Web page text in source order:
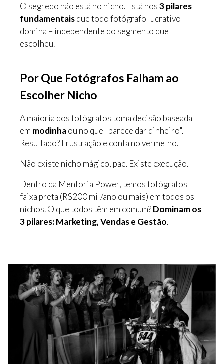
O segredo não está no nicho. Está nos3 pilares
fundamentaisque todo fotógrafo lucrativo
domina – independente do segmento que
escolheu.
Por Que Fotógrafos Falham ao
Escolher Nicho
A maioria dos fotógrafos toma decisão baseada
em modinhaou no que "parece dar dinheiro".
Resultado? Frustração e conta no vermelho.
Não existe nicho mágico, pae. Existe execução.
Dentro da Mentoria Power, temos fotógrafos
faixa preta (R$200 mil/ano ou mais) em todos os
nichos. O que todos têm em comum?Dominam os
3 pilares: Marketing, Vendas e Gestão.